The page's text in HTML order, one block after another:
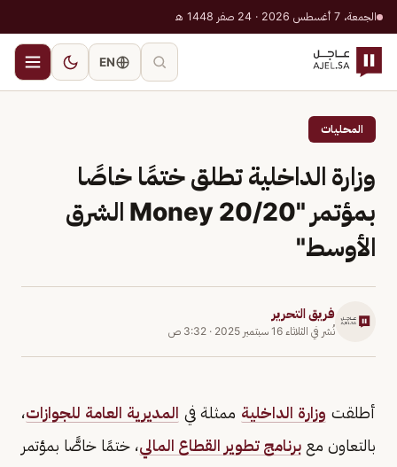
الجمعة، 7 أغسطس 2026 · 24 صفر 1448 هـ
EN
المحليات
وزارة الداخلية تطلق ختمًا خاصًا
بمؤتمر "Money 20/20 الشرق
الأوسط"
فريق التحرير
نُشر في الثلاثاء 16 سبتمبر 2025 · 3:32 ص
أطلقت وزارة الداخلية ممثلة في المديرية العامة للجوازات،
بالتعاون مع برنامج تطوير القطاع المالي، ختمًا خاصًّا بمؤتمر